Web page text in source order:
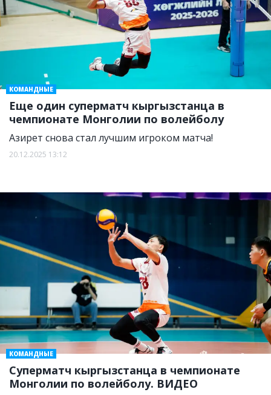
Еще один суперматч кыргызстанца в
чемпионате Монголии по волейболу
Азирет снова стал лучшим игроком матча!
20.12.2025 13:12
КОМАНДНЫЕ
Суперматч кыргызстанца в чемпионате
Монголии по волейболу. ВИДЕО
КОМАНДНЫЕ